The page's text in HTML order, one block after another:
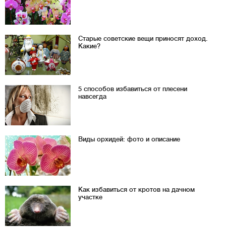
Старые советские вещи приносят доход.
Какие?
5 способов избавиться от плесени
навсегда
Виды орхидей: фото и описание
Как избавиться от кротов на дачном
участке